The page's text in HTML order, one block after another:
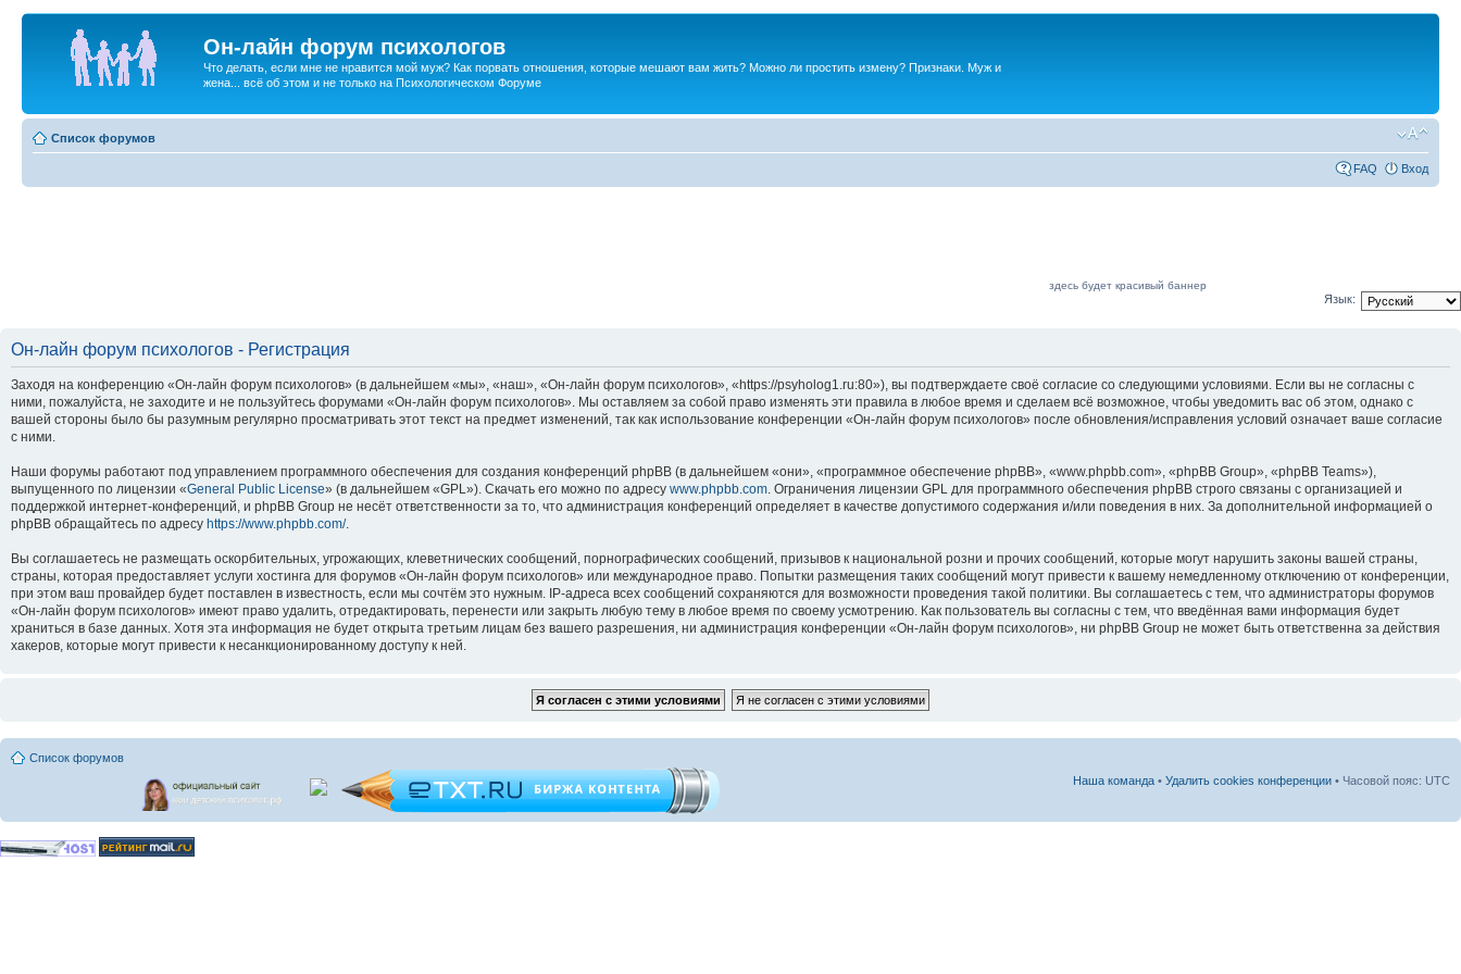
Он-лайн форум психологов
Что делать, если мне не нравится мой муж? Как порвать отношения, которые мешают вам жить? Можно ли простить измену? Признаки. Муж и
жена... всё об этом и не только на Психологическом Форуме
Список форумов
FAQ Вход
здесь будет красивый баннер
Язык:
Он-лайн форум психологов - Регистрация
Заходя на конференцию «Он-лайн форум психологов» (в дальнейшем «мы», «наш», «Он-лайн форум психологов», «https://psyholog1.ru:80»), вы подтверждаете своё согласие со следующими условиями. Если вы не согласны с
ними, пожалуйста, не заходите и не пользуйтесь форумами «Он-лайн форум психологов». Мы оставляем за собой право изменять эти правила в любое время и сделаем всё возможное, чтобы уведомить вас об этом, однако с
вашей стороны было бы разумным регулярно просматривать этот текст на предмет изменений, так как использование конференции «Он-лайн форум психологов» после обновления/исправления условий означает ваше согласие
с ними.
Наши форумы работают под управлением программного обеспечения для создания конференций phpBB (в дальнейшем «они», «программное обеспечение phpBB», «www.phpbb.com», «phpBB Group», «phpBB Teams»),
выпущенного по лицензии «General Public License» (в дальнейшем «GPL»). Скачать его можно по адресу www.phpbb.com. Ограничения лицензии GPL для программного обеспечения phpBB строго связаны с организацией и
поддержкой интернет-конференций, и phpBB Group не несёт ответственности за то, что администрация конференций определяет в качестве допустимого содержания и/или поведения в них. За дополнительной информацией о
phpBB обращайтесь по адресу https://www.phpbb.com/.
Вы соглашаетесь не размещать оскорбительных, угрожающих, клеветнических сообщений, порнографических сообщений, призывов к национальной розни и прочих сообщений, которые могут нарушить законы вашей страны,
страны, которая предоставляет услуги хостинга для форумов «Он-лайн форум психологов» или международное право. Попытки размещения таких сообщений могут привести к вашему немедленному отключению от конференции,
при этом ваш провайдер будет поставлен в известность, если мы сочтём это нужным. IP-адреса всех сообщений сохраняются для возможности проведения такой политики. Вы соглашаетесь с тем, что администраторы форумов
«Он-лайн форум психологов» имеют право удалить, отредактировать, перенести или закрыть любую тему в любое время по своему усмотрению. Как пользователь вы согласны с тем, что введённая вами информация будет
храниться в базе данных. Хотя эта информация не будет открыта третьим лицам без вашего разрешения, ни администрация конференции «Он-лайн форум психологов», ни phpBB Group не может быть ответственна за действия
хакеров, которые могут привести к несанкционированному доступу к ней.
Список форумов
Наша команда • Удалить cookies конференции • Часовой пояс: UTC